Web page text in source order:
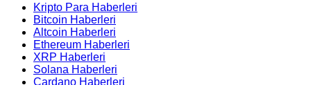
Kripto Para Haberleri
Bitcoin Haberleri
Altcoin Haberleri
Ethereum Haberleri
XRP Haberleri
Solana Haberleri
Cardano Haberleri